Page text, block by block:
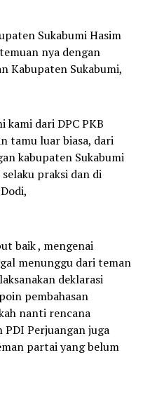
Sukabumi Hasim
nya dengan
Kabupaten Sukabumi,
kami dari DPC PKB
tamu luar biasa, dari
kabupaten Sukabumi
praksi dan di
baik , mengenai
menunggu dari teman
deklarasi
pembahasan
nanti rencana
PDI Perjuangan juga
partai yang belum